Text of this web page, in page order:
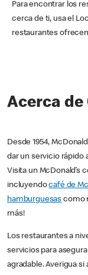
Para encontrar los
cerca de ti, usa el
restaurantes
Acerca de
Desde 1954,
dar un servicio rápido
Visita un McDonald’s
incluyendocafé de
hamburguesas como
más!
Los restaurantes a
servicios para
agradable. Averigua si